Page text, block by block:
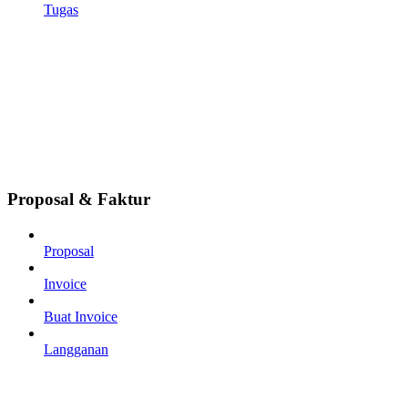
Tugas
Proposal & Faktur
Proposal
Invoice
Buat Invoice
Langganan